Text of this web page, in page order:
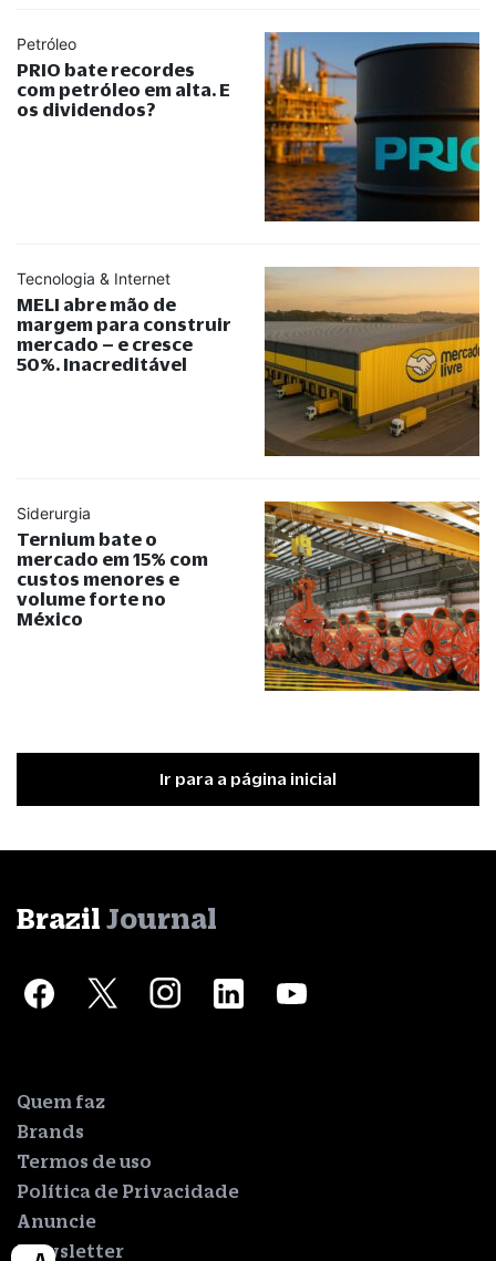
Petróleo
PRIO bate recordes
com petróleo em alta. E
os dividendos?
Tecnologia & Internet
MELI abre mão de
margem para construir
mercado – e cresce
50%. Inacreditável
Siderurgia
Ternium bate o
mercado em 15% com
custos menores e
volume forte no
México
Ir para a página inicial
Brazil Journal
Quem faz
Brands
Termos de uso
Política de Privacidade
Anuncie
Newsletter